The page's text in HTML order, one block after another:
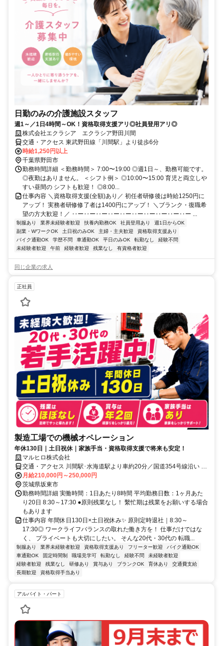
日勤のみの介護施設スタッフ
週1～／1日4時間～OK！資格取得支援アリ◎社員登用アリ◎
株式会社エクラシア エクラシア野田川間
交通・アクセス 東武野田線「川間駅」より徒歩6分
時給1,250円以上
千葉県野田市
勤務時間詳細 ＜勤務時間＞ 7:00〜19:00 ◎週1日～、勤務可能です。
◎夜勤はありません。 ＜シフト例＞ ◎10:00〜15:00 育児と両立しや
すい昼間の シフトも歓迎！ ◎8:00...
仕事内容 ＼資格取得支援(全額)あり／ 初任者研修後は時給1250円に
アップ！ 実務者研修修了者は1400円にアップ！ ＼ブランク・復職希
望の方大歓迎！／ ‥ー‥ー‥ー‥ー‥ー‥ー‥ー‥ー‥ー‥ー ...
制服あり 業界未経験者歓迎 扶養内勤務OK 社員登用あり
週1日からOK
副業・WワークOK
土日祝のみOK 主婦・主夫歓迎
資格取得支援あり
バイク通勤OK
学歴不問 車通勤OK 平日のみOK 転勤なし
経験不問
未経験者歓迎
午前 経験者歓迎 残業なし 有資格者歓迎
同じ企業の求人
正社員
製造工場での機械オペレーション
年休130日｜土日祝休｜家族手当・資格取得支援で将来も安定！
マルヒロ株式会社
交通・アクセス 川間駅･水海道駅より車約20分／国道354号線沿い ★
車通勤OK！
月給210,000円～250,000円
茨城県坂東市
勤務時間詳細 実働時間：1日あたり8時間 平均勤務日数：1ヶ月あた
り20日 8:30～17:30 ●原則残業なし！ 繫忙期は残業をお願いする場合
もあります
仕事内容 年間休日130日×土日祝休み✨ 原則定時退社｜8:30～
17:30◎ ワークライフバランスの取れた働き方を！ 仕事だけではな
く、 プライベートも大切にしたい。 そんな20代・30代の 転職...
制服あり 業界未経験者歓迎 資格取得支援あり フリーター歓迎
バイク通勤OK
車通勤OK
固定時間制 職場見学可 転勤なし 経験不問
未経験者歓迎
経験者歓迎
残業なし 研修あり 賞与あり ブランクOK 育休あり
交通費支給
長期歓迎
資格取得手当あり
アルバイト・パート